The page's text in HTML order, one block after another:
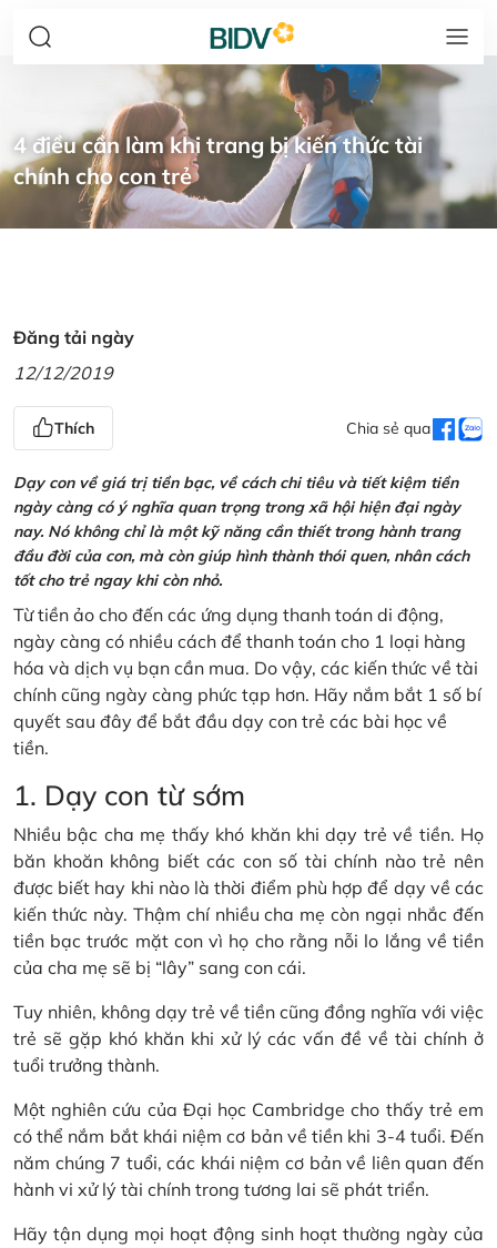
4 điều cần làm khi trang bị kiến thức tài
chính cho con trẻ
Đăng tải ngày
12/12/2019
Thích Chia sẻ qua
Dạy con về giá trị tiền bạc, về cách chi tiêu và tiết kiệm tiền
ngày càng có ý nghĩa quan trọng trong xã hội hiện đại ngày
nay. Nó không chỉ là một kỹ năng cần thiết trong hành trang
đầu đời của con, mà còn giúp hình thành thói quen, nhân cách
tốt cho trẻ ngay khi còn nhỏ.
Từ tiền ảo cho đến các ứng dụng thanh toán di động,
ngày càng có nhiều cách để thanh toán cho 1 loại hàng
hóa và dịch vụ bạn cần mua. Do vậy, các kiến thức về tài
chính cũng ngày càng phức tạp hơn. Hãy nắm bắt 1 số bí
quyết sau đây để bắt đầu dạy con trẻ các bài học về
tiền.
1. Dạy con từ sớm
Nhiều bậc cha mẹ thấy khó khăn khi dạy trẻ về tiền. Họ
băn khoăn không biết các con số tài chính nào trẻ nên
được biết hay khi nào là thời điểm phù hợp để dạy về các
kiến thức này. Thậm chí nhiều cha mẹ còn ngại nhắc đến
tiền bạc trước mặt con vì họ cho rằng nỗi lo lắng về tiền
của cha mẹ sẽ bị “lây” sang con cái.
Tuy nhiên, không dạy trẻ về tiền cũng đồng nghĩa với việc
trẻ sẽ gặp khó khăn khi xử lý các vấn đề về tài chính ở
tuổi trưởng thành.
Một nghiên cứu của Đại học Cambridge cho thấy trẻ em
có thể nắm bắt khái niệm cơ bản về tiền khi 3-4 tuổi. Đến
năm chúng 7 tuổi, các khái niệm cơ bản về liên quan đến
hành vi xử lý tài chính trong tương lai sẽ phát triển.
Hãy tận dụng mọi hoạt động sinh hoạt thường ngày của